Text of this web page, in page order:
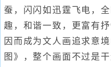
蚕，闪闪如迅霆飞电，
趣，和谐一致，更富有
因而成为文人画追求意
图》，整个画面不过是